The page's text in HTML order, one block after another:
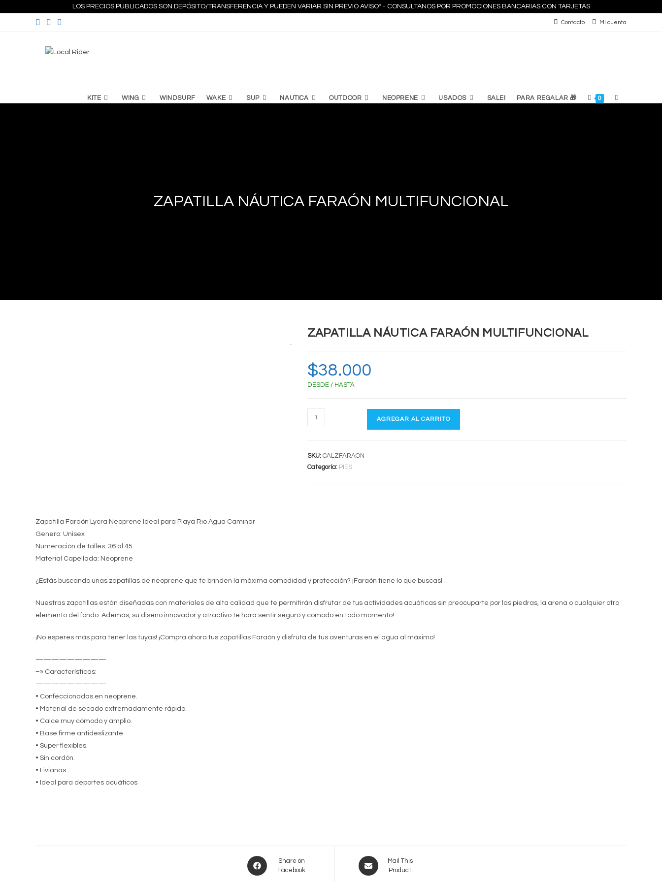
LOS PRECIOS PUBLICADOS SON DEPÓSITO/TRANSFERENCIA Y PUEDEN VARIAR SIN PREVIO AVISO* - CONSULTANOS POR PROMOCIONES BANCARIAS CON TARJETAS
Contacto Mi cuenta
KITE WING WINDSURF WAKE SUP NAUTICA OUTDOOR NEOPRENE USADOS SALE! PARA REGALAR 🎁 0 ALTERNAR
ZAPATILLA NÁUTICA FARAÓN MULTIFUNCIONAL
ZAPATILLA NÁUTICA FARAÓN MULTIFUNCIONAL
$38.000
DESDE / HASTA
ZAPATILLA
NÁUTICA
cantidad
AGREGAR AL CARRITO
SKU: CALZFARAON
Categoría: PIES
Zapatilla Faraón Lycra Neoprene Ideal para Playa Rio Agua Caminar
Genero: Unisex
Numeración de talles: 36 al 45
Material Capellada: Neoprene
¿Estás buscando unas zapatillas de neoprene que te brinden la máxima comodidad y protección? ¡Faraón tiene lo que buscas!
Nuestras zapatillas están diseñadas con materiales de alta calidad que te permitirán disfrutar de tus actividades acuáticas sin preocuparte por las piedras, la arena o cualquier otro
elemento del fondo. Además, su diseño innovador y atractivo te hará sentir seguro y cómodo en todo momento!
¡No esperes más para tener las tuyas! ¡Compra ahora tus zapatillas Faraón y disfruta de tus aventuras en el agua al máximo!
—————————
–» Características:
—————————
• Confeccionadas en neoprene.
• Material de secado extremadamente rápido.
• Calce muy cómodo y amplio.
• Base firme antideslizante
• Super flexibles.
• Sin cordón.
• Livianas.
• Ideal para deportes acuáticos
Opens
in
Share on
Facebook
Opens
in
Mail This
Product